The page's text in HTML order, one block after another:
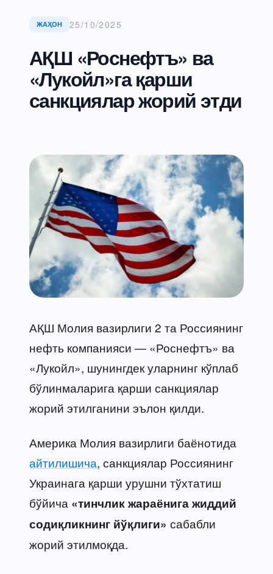
ЖАҲОН 25/10/2025
АҚШ «Роснефтъ» ва
«Лукойл»га қарши
санкциялар жорий этди
АҚШ Молия вазирлиги 2 та Россиянинг
нефть компанияси — «Роснефтъ» ва
«Лукойл», шунингдек уларнинг кўплаб
бўлинмаларига қарши санкциялар
жорий этилганини эълон қилди.
Америка Молия вазирлиги баёнотида
айтилишича, санкциялар Россиянинг
Украинага қарши урушни тўхтатиш
бўйича «тинчлик жараёнига жиддий
содиқликнинг йўқлиги» сабабли
жорий этилмоқда.